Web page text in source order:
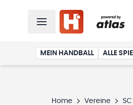
MEIN HANDBALL ALLE
Home Vereine